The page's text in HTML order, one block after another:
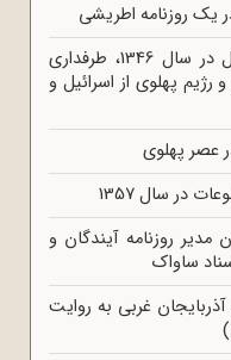
یک روزنامه اطریشی
جنگ شش روزه اعراب و اسرائیل در سال 1346، طرفداری
رژیم پهلوی از اسرائیل و
عصر پهلوی
در سال 1357
روزنامه آیندگان و
ساواک
غربی به روایت